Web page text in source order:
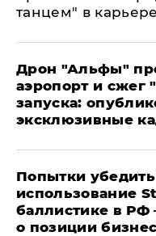
танцем" в карьере
Дрон "Альфы"
аэропорт и
запуска:
эксклюзивные
Попытки
использование
баллистике в РФ
о позиции